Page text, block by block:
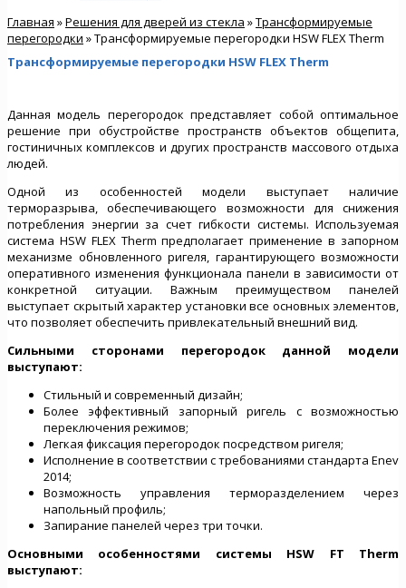
Главная »Решения для дверей из стекла »Трансформируемые
перегородки » Трансформируемые перегородки HSW FLEX Therm
Трансформируемые перегородки HSW FLEX Therm
Данная модель перегородок представляет собой оптимальное
решение при обустройстве пространств объектов общепита,
гостиничных комплексов и других пространств массового отдыха
людей.
Одной из особенностей модели выступает наличие
терморазрыва, обеспечивающего возможности для снижения
потребления энергии за счет гибкости системы. Используемая
система HSW FLEX Therm предполагает применение в запорном
механизме обновленного ригеля, гарантирующего возможности
оперативного изменения функционала панели в зависимости от
конкретной ситуации. Важным преимуществом панелей
выступает скрытый характер установки все основных элементов,
что позволяет обеспечить привлекательный внешний вид.
Сильными сторонами перегородок данной модели
выступают:
Стильный и современный дизайн;
Более эффективный запорный ригель с возможностью
переключения режимов;
Легкая фиксация перегородок посредством ригеля;
Исполнение в соответствии с требованиями стандарта Enev
2014;
Возможность управления терморазделением через
напольный профиль;
Запирание панелей через три точки.
Основными особенностями системы HSW FT Therm
выступают: